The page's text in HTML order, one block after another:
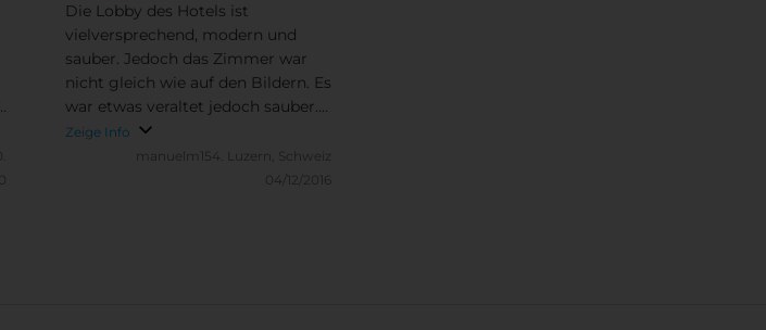
Die Lobby des Hotels ist
vielversprechend, modern und
sauber. Jedoch das Zimmer war
nicht gleich wie auf den Bildern. Es
war etwas veraltet jedoch sauber.
Das Licht im Bad ist sehr spärlich.
Das Frühstück habe ich nicht
Zeige Info
manuelm154.
Luzern, Schweiz
04/12/2016